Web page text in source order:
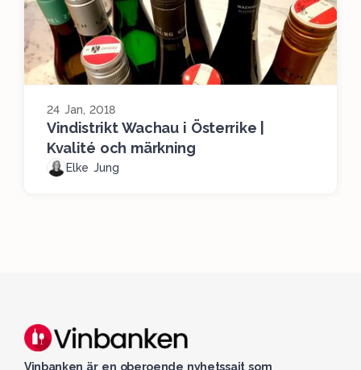
24 Jan, 2018
Vindistrikt Wachau i Österrike |
Kvalité och märkning
Elke Jung
Vinbanken är en oberoende nyhetssajt som